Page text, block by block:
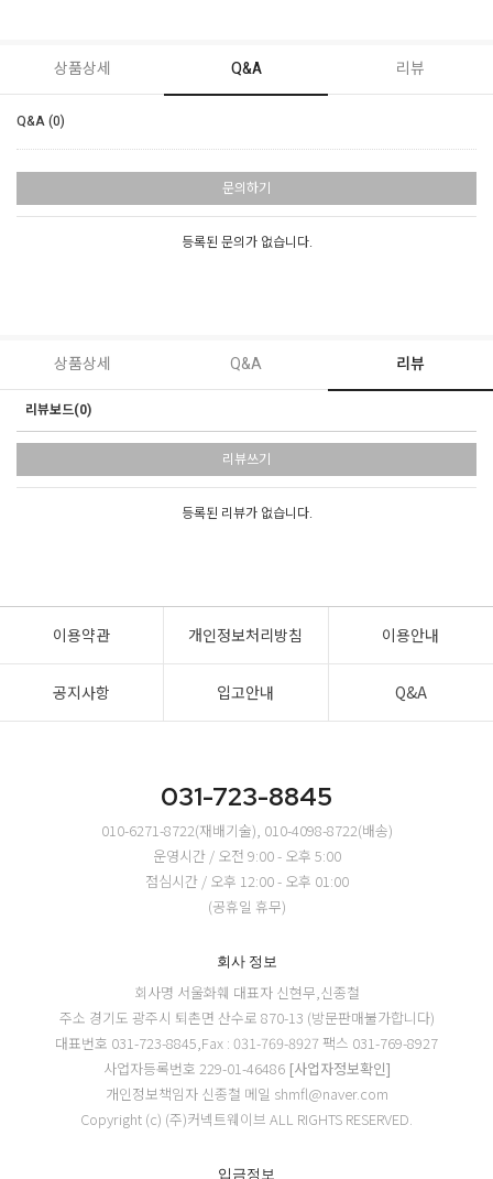
상품상세 Q&A 리뷰
Q&A (0)
문의하기
등록된 문의가 없습니다.
상품상세 Q&A 리뷰
리뷰보드(0)
리뷰쓰기
등록된 리뷰가 없습니다.
이용약관 개인정보처리방침 이용안내
공지사항 입고안내 Q&A
031-723-8845
010-6271-8722(재배기술), 010-4098-8722(배송)
운영시간 / 오전 9:00 - 오후 5:00
점심시간 / 오후 12:00 - 오후 01:00
(공휴일 휴무)
회사 정보
회사명 서울화훼 대표자 신현무,신종철
주소 경기도 광주시 퇴촌면 산수로 870-13 (방문판매불가합니다)
대표번호 031-723-8845,Fax : 031-769-8927 팩스 031-769-8927
사업자등록번호 229-01-46486 [사업자정보확인]
개인정보책임자 신종철 메일 shmfl@naver.com
Copyright (c) (주)커넥트웨이브 ALL RIGHTS RESERVED.
입금정보